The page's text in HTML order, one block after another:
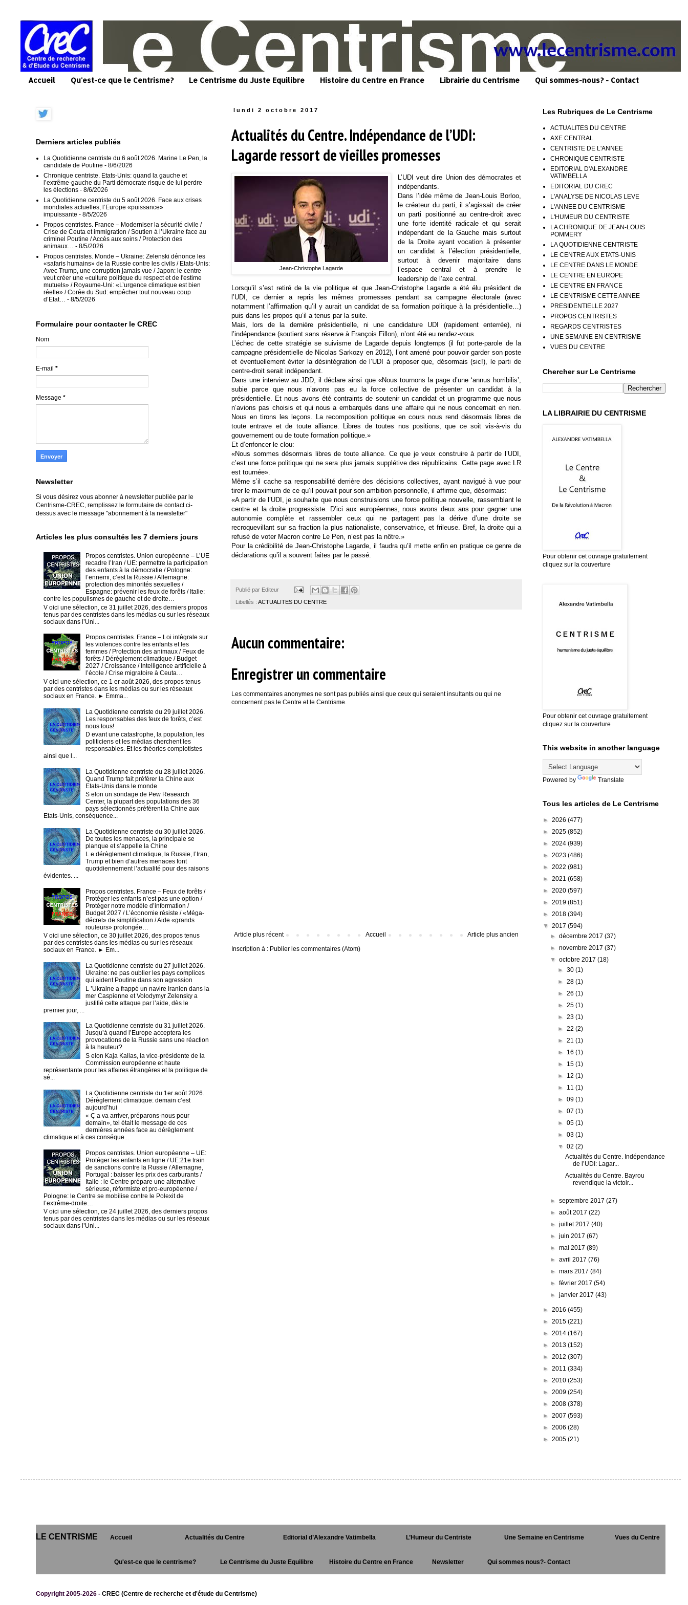
Accueil Qu'est-ce que le Centrisme? Le Centrisme du Juste Equilibre Histoire du Centre en France Librairie du Centrisme Qui sommes-nous? - Contact
lundi 2 octobre 2017
Actualités du Centre. Indépendance de l’UDI:
Lagarde ressort de vieilles promesses
Jean-Christophe Lagarde
L’UDI veut dire Union des démocrates et
indépendants.
Dans l’idée même de Jean-Louis Borloo,
le créateur du parti, il s’agissait de créer
un parti positionné au centre-droit avec
une forte identité radicale et qui serait
indépendant de la Gauche mais surtout
de la Droite ayant vocation à présenter
un candidat à l’élection présidentielle,
surtout à devenir majoritaire dans
l’espace central et à prendre le
leadership de l’axe central.
Lorsqu’il s’est retiré de la vie politique et que Jean-Christophe Lagarde a été élu président de
l’UDI, ce dernier a repris les mêmes promesses pendant sa campagne électorale (avec
notamment l’affirmation qu’il y aurait un candidat de sa formation politique à la présidentielle…)
puis dans les propos qu’il a tenus par la suite.
Mais, lors de la dernière présidentielle, ni une candidature UDI (rapidement enterrée), ni
l’indépendance (soutient sans réserve à François Fillon), n’ont été eu rendez-vous.
L’échec de cette stratégie se suivisme de Lagarde depuis longtemps (il fut porte-parole de la
campagne présidentielle de Nicolas Sarkozy en 2012), l’ont amené pour pouvoir garder son poste
et éventuellement éviter la désintégration de l’UDI à proposer que, désormais (sic!), le parti de
centre-droit serait indépendant.
Dans une interview au JDD, il déclare ainsi que «Nous tournons la page d’une ‘annus horribilis’,
subie parce que nous n’avons pas eu la force collective de présenter un candidat à la
présidentielle. Et nous avons été contraints de soutenir un candidat et un programme que nous
n’avions pas choisis et qui nous a embarqués dans une affaire qui ne nous concernait en rien.
Nous en tirons les leçons. La recomposition politique en cours nous rend désormais libres de
toute entrave et de toute alliance. Libres de toutes nos positions, que ce soit vis-à-vis du
gouvernement ou de toute formation politique.»
Et d’enfoncer le clou:
«Nous sommes désormais libres de toute alliance. Ce que je veux construire à partir de l’UDI,
c’est une force politique qui ne sera plus jamais supplétive des républicains. Cette page avec LR
est tournée».
Même s’il cache sa responsabilité derrière des décisions collectives, ayant navigué à vue pour
tirer le maximum de ce qu’il pouvait pour son ambition personnelle, il affirme que, désormais:
«A partir de l’UDI, je souhaite que nous construisions une force politique nouvelle, rassemblant le
centre et la droite progressiste. D’ici aux européennes, nous avons deux ans pour gagner une
autonomie complète et rassembler ceux qui ne partagent pas la dérive d’une droite se
recroquevillant sur sa fraction la plus nationaliste, conservatrice, et frileuse. Bref, la droite qui a
refusé de voter Macron contre Le Pen, n’est pas la nôtre.»
Pour la crédibilité de Jean-Christophe Lagarde, il faudra qu’il mette enfin en pratique ce genre de
déclarations qu’il a souvent faites par le passé.
Publié par Editeur
Libellés : ACTUALITES DU CENTRE
Aucun commentaire:
Enregistrer un commentaire
Les commentaires anonymes ne sont pas publiés ainsi que ceux qui seraient insultants ou qui ne
concernent pas le Centre et le Centrisme.
Article plus récent Article plus ancien
Accueil
Inscription à : Publier les commentaires (Atom)
Derniers articles publiés
La Quotidienne centriste du 6 août 2026. Marine Le Pen, la
candidate de Poutine - 8/6/2026
Chronique centriste. Etats-Unis: quand la gauche et
l’extrême-gauche du Parti démocrate risque de lui perdre
les élections - 8/6/2026
La Quotidienne centriste du 5 août 2026. Face aux crises
mondiales actuelles, l’Europe «puissance»
impuissante - 8/5/2026
Propos centristes. France – Moderniser la sécurité civile /
Crise de Ceuta et immigration / Soutien à l’Ukraine face au
criminel Poutine / Accès aux soins / Protection des
animaux…
- 8/5/2026
Propos centristes. Monde – Ukraine: Zelenski dénonce les
«safaris humains» de la Russie contre les civils / Etats-Unis:
Avec Trump, une corruption jamais vue / Japon: le centre
veut créer une «culture politique du respect et de l'estime
mutuels» / Royaume-Uni: «L’urgence climatique est bien
réelle» / Corée du Sud: empêcher tout nouveau coup
d’Etat…
- 8/5/2026
Formulaire pour contacter le CREC
Nom
E-mail *
Message *
Newsletter
Si vous désirez vous abonner à newsletter publiée par le
Centrisme-CREC, remplissez le formulaire de contact ci-
dessus avec le message "abonnement à la newsletter"
Articles les plus consultés les 7 derniers jours
Propos centristes. Union européenne – L’UE
recadre l’Iran / UE: permettre la participation
des enfants à la démocratie / Pologne:
l’ennemi, c’est la Russie / Allemagne:
protection des minorités sexuelles /
Espagne: prévenir les feux de forêts / Italie:
contre les populismes de gauche et de droite…
V oici une sélection, ce 31 juillet 2026, des derniers propos
tenus par des centristes dans les médias ou sur les réseaux
sociaux dans l’Uni...
Propos centristes. France – Loi intégrale sur
les violences contre les enfants et les
femmes / Protection des animaux / Feux de
forêts / Dérèglement climatique / Budget
2027 / Croissance / Intelligence artificielle à
l’école / Crise migratoire à Ceuta…
V oici une sélection, ce 1 er août 2026, des propos tenus
par des centristes dans les médias ou sur les réseaux
sociaux en France. ► Emma...
La Quotidienne centriste du 29 juillet 2026.
Les responsables des feux de forêts, c’est
nous tous!
D evant une catastrophe, la population, les
politiciens et les médias cherchent les
responsables. Et les théories complotistes
ainsi que l...
La Quotidienne centriste du 28 juillet 2026.
Quand Trump fait préférer la Chine aux
Etats-Unis dans le monde
S elon un sondage de Pew Research
Center, la plupart des populations des 36
pays sélectionnés préfèrent la Chine aux
Etats-Unis, conséquence...
La Quotidienne centriste du 30 juillet 2026.
De toutes les menaces, la principale se
planque et s’appelle la Chine
L e dérèglement climatique, la Russie, l’Iran,
Trump et bien d’autres menaces font
quotidiennement l’actualité pour des raisons
évidentes. ...
Propos centristes. France – Feux de forêts /
Protéger les enfants n’est pas une option /
Protéger notre modèle d’information /
Budget 2027 / L’économie résiste / «Méga-
décret» de simplification / Aide «grands
rouleurs» prolongée…
V oici une sélection, ce 30 juillet 2026, des propos tenus
par des centristes dans les médias ou sur les réseaux
sociaux en France. ► Em...
La Quotidienne centriste du 27 juillet 2026.
Ukraine: ne pas oublier les pays complices
qui aident Poutine dans son agression
L ’Ukraine a frappé un navire iranien dans la
mer Caspienne et Volodymyr Zelensky a
justifié cette attaque par l’aide, dès le
premier jour, ...
La Quotidienne centriste du 31 juillet 2026.
Jusqu’à quand l’Europe acceptera les
provocations de la Russie sans une réaction
à la hauteur?
S elon Kaja Kallas, la vice-présidente de la
Commission européenne et haute
représentante pour les affaires étrangères et la politique de
sé...
La Quotidienne centriste du 1er août 2026.
Dérèglement climatique: demain c’est
aujourd’hui
« Ç a va arriver, préparons-nous pour
demain», tel était le message de ces
dernières années face au dérèglement
climatique et à ces conséque...
Propos centristes. Union européenne – UE:
Protéger les enfants en ligne / UE:21e train
de sanctions contre la Russie / Allemagne,
Portugal : baisser les prix des carburants /
Italie : le Centre prépare une alternative
sérieuse, réformiste et pro-européenne /
Pologne: le Centre se mobilise contre le Polexit de
l’extrême-droite…
V oici une sélection, ce 24 juillet 2026, des derniers propos
tenus par des centristes dans les médias ou sur les réseaux
sociaux dans l’Uni...
Les Rubriques de Le Centrisme
ACTUALITES DU CENTRE
AXE CENTRAL
CENTRISTE DE L'ANNEE
CHRONIQUE CENTRISTE
EDITORIAL D'ALEXANDRE
VATIMBELLA
EDITORIAL DU CREC
L'ANALYSE DE NICOLAS LEVE
L'ANNEE DU CENTRISME
L'HUMEUR DU CENTRISTE
LA CHRONIQUE DE JEAN-LOUIS
POMMERY
LA QUOTIDIENNE CENTRISTE
LE CENTRE AUX ETATS-UNIS
LE CENTRE DANS LE MONDE
LE CENTRE EN EUROPE
LE CENTRE EN FRANCE
LE CENTRISME CETTE ANNEE
PRESIDENTIELLE 2027
PROPOS CENTRISTES
REGARDS CENTRISTES
UNE SEMAINE EN CENTRISME
VUES DU CENTRE
Chercher sur Le Centrisme
LA LIBRAIRIE DU CENTRISME
Pour obtenir cet ouvrage gratuitement
cliquez sur la couverture
Pour obtenir cet ouvrage gratuitement
cliquez sur la couverture
This website in another language
Powered by Translate
Tous les articles de Le Centrisme
► 2026 (477)
► 2025 (852)
► 2024 (939)
► 2023 (486)
► 2022 (981)
► 2021 (658)
► 2020 (597)
► 2019 (851)
► 2018 (394)
▼ 2017 (594)
►décembre 2017(37)
►novembre 2017(37)
▼octobre 2017(18)
► 30 (1)
► 28 (1)
► 26 (1)
► 25 (1)
► 23 (1)
► 22 (2)
► 21 (1)
► 16 (1)
► 15 (1)
► 12 (1)
► 11 (1)
► 09 (1)
► 07 (1)
► 05 (1)
► 03 (1)
▼ 02 (2)
Actualités du Centre. Indépendance
de l’UDI: Lagar...
Actualités du Centre. Bayrou
revendique la victoir...
►septembre 2017(27)
►août 2017(22)
►juillet 2017(40)
►juin 2017(67)
►mai 2017(89)
►avril 2017(76)
►mars 2017(84)
►février 2017(54)
►janvier 2017(43)
► 2016 (455)
► 2015 (221)
► 2014 (167)
► 2013 (152)
► 2012 (307)
► 2011 (334)
► 2010 (253)
► 2009 (254)
► 2008 (378)
► 2007 (593)
► 2006 (28)
► 2005 (21)
LE CENTRISME Accueil Actualités du Centre Editorial d’Alexandre Vatimbella L’Humeur du Centriste Une Semaine en Centrisme Vues du Centre
Qu'est-ce que le centrisme? Le Centrisme du Juste Equilibre Histoire du Centre en France Newsletter Qui sommes nous?- Contact
Copyright 2005-2026 - CREC (Centre de recherche et d'étude du Centrisme)